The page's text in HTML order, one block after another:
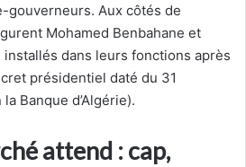
gouverneurs. Aux côtés de
Mohamed Benbahane et
installés dans leurs fonctions après
présidentiel daté du 31
Banque d’Algérie).
attend : cap,